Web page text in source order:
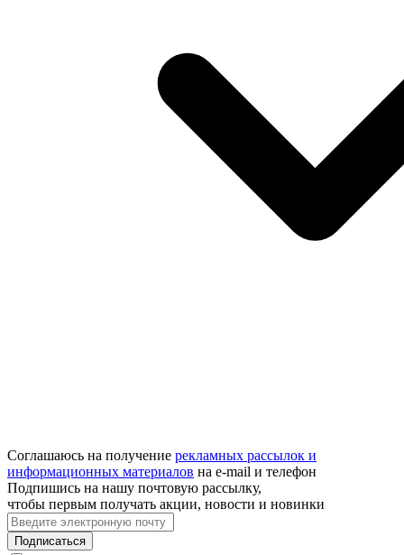
Соглашаюсь на получение рекламных рассылок и
информационных материалов на e‑mail и телефон
Подпишись на нашу почтовую рассылку,
чтобы первым получать акции, новости и новинки
Подписаться